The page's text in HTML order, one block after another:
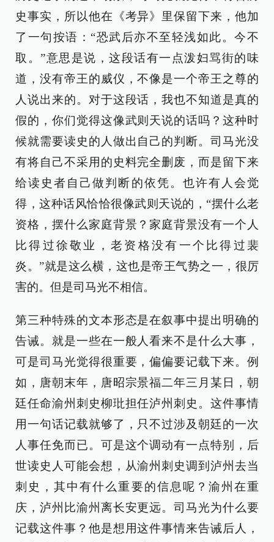
史事实，所以他在《考异》里保留下来，他加
了一句按语：“恐武后亦不至轻浅如此。今不
取。”意思是说，这段话有一点泼妇骂街的味
道，没有帝王的威仪，不像是一个帝王之尊的
人说出来的。对于这段话，我也不知道是真的
假的，你们觉得这像武则天说的话吗？这种时
候就需要读史的人做出自己的判断。司马光没
有将自己不采用的史料完全删废，而是留下来
给读史者自己做判断的依凭。也许有人会觉
得，这种话风恰恰很像武则天说的，“摆什么老
资格，摆什么家庭背景？家庭背景没有一个人
比得过徐敬业，老资格没有一个比得过裴
炎。”就是这么横，这也是帝王气势之一，很厉
害的。但是司马光不相信。
第三种特殊的文本形态是在叙事中提出明确的
告诫。就是一些在一般人看来不是什么大事，
可是司马光觉得很重要，偏偏要记载下来。例
如，唐朝末年，唐昭宗景福二年三月某日，朝
廷任命渝州刺史柳玭担任泸州刺史。这件事情
用一句话记载就够了，只不过涉及朝廷的一次
人事任免而已。可是这个调动有一点特别，后
世读史人可能会想，从渝州刺史调到泸州去当
刺史，其中有什么重要的信息呢？渝州在重
庆，泸州比渝州离长安更远。司马光为什么要
记载这件事？他是想用这件事情来告诫后人，